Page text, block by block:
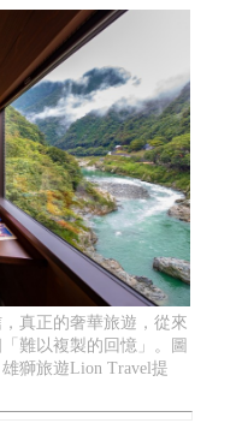
真正的奢華旅遊，從來
難以複製的回憶」。圖
獅旅遊Lion Travel提